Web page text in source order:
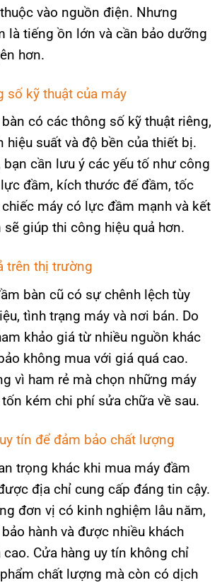
vào nguồn điện. Nhưng
là tiếng ồn lớn và cần bảo dưỡng
hơn.
số kỹ thuật của máy
có các thông số kỹ thuật riêng,
hiệu suất và độ bền của thiết bị.
bạn cần lưu ý các yếu tố như công
đầm, kích thước đế đầm, tốc
máy có lực đầm mạnh và kết
sẽ giúp thi công hiệu quả hơn.
trên thị trường
bàn cũ có sự chênh lệch tùy
tình trạng máy và nơi bán. Do
khảo giá từ nhiều nguồn khác
không mua với giá quá cao.
vì ham rẻ mà chọn những máy
kém chi phí sửa chữa về sau.
tín để đảm bảo chất lượng
trọng khác khi mua máy đầm
địa chỉ cung cấp đáng tin cậy.
đơn vị có kinh nghiệm lâu năm,
hành và được nhiều khách
cao. Cửa hàng uy tín không chỉ
chất lượng mà còn có dịch